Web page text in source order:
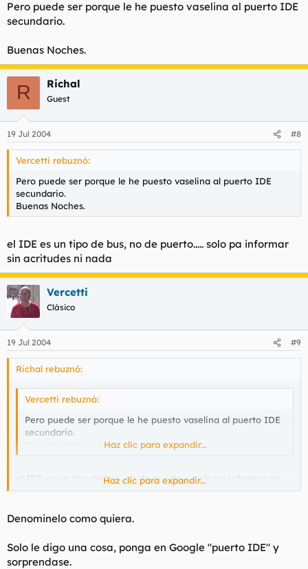
Pero puede ser porque le he puesto vaselina al puerto IDE
secundario.
Buenas Noches.
R Richal
Guest
19 Jul 2004 #8
Vercetti rebuznó:
Pero puede ser porque le he puesto vaselina al puerto IDE
secundario.
Buenas Noches.
el IDE es un tipo de bus, no de puerto..... solo pa informar
sin acritudes ni nada
Vercetti
Clásico
19 Jul 2004 #9
Richal rebuznó:
Vercetti rebuznó:
Pero puede ser porque le he puesto vaselina al puerto IDE
secundario.
Haz clic para expandir...
el IDE es un tipo de bus, no de puerto..... solo pa informar sin
acritudes ni nada
Haz clic para expandir...
Denominelo como quiera.
Solo le digo una cosa, ponga en Google "puerto IDE" y
sorprendase.